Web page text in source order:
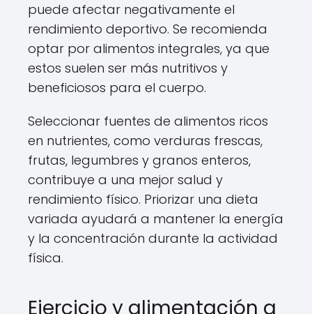
puede afectar negativamente el
rendimiento deportivo. Se recomienda
optar por alimentos integrales, ya que
estos suelen ser más nutritivos y
beneficiosos para el cuerpo.
Seleccionar fuentes de alimentos ricos
en nutrientes, como verduras frescas,
frutas, legumbres y granos enteros,
contribuye a una mejor salud y
rendimiento físico. Priorizar una dieta
variada ayudará a mantener la energía
y la concentración durante la actividad
física.
Ejercicio y alimentación a